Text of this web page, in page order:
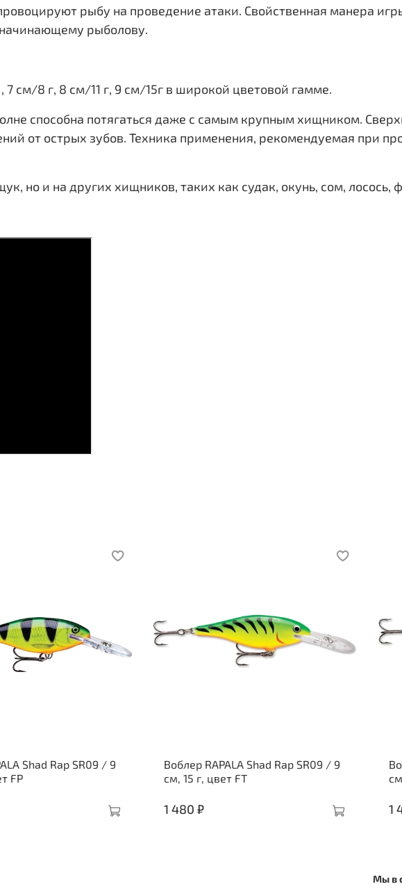
рыбу на проведение атаки. Свойственная манера
начинающему рыболову.
см/8 г, 8 см/11 г, 9 см/15г в широкой цветовой гамме.
способна потягаться даже с самым крупным хищником.
от острых зубов. Техника применения, рекомендуемая при
но и на других хищников, таких как судак, окунь, сом, лосось,
Shad Rap SR09 / 9
FP
Воблер RAPALA Shad Rap SR09 / 9
см, 15 г, цвет FT
1 480 ₽ 1
Мы в